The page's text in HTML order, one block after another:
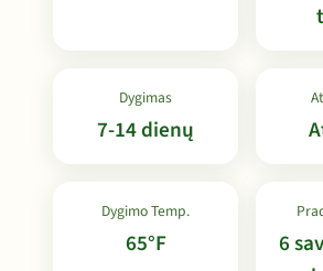
Dygimas
7-14 dienų
Dygimo Temp.
65°F
6